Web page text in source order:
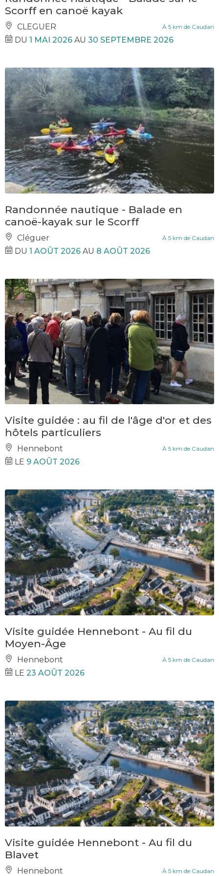
Scorff en canoë kayak
CLEGUER À 5 km de Caudan
DU 1 MAI 2026 AU 30 SEPTEMBRE 2026
Randonnée nautique - Balade en
canoë-kayak sur le Scorff
Cléguer À 5 km de Caudan
DU 1 AOÛT 2026 AU 8 AOÛT 2026
Visite guidée : au fil de l'âge d'or et des
hôtels particuliers
Hennebont À 5 km de Caudan
LE 9 AOÛT 2026
Visite guidée Hennebont - Au fil du
Moyen-Âge
Hennebont À 5 km de Caudan
LE 23 AOÛT 2026
Visite guidée Hennebont - Au fil du
Blavet
Hennebont À 5 km de Caudan